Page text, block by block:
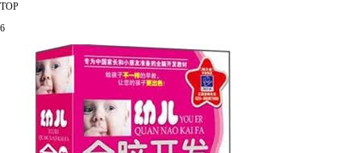
TOP
6